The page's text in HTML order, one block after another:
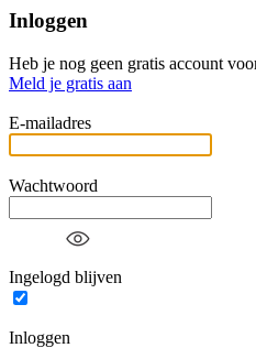
Inloggen
Heb je nog geen gratis account
Meld je gratis aan
E-mailadres
Wachtwoord
Ingelogd blijven
Inloggen